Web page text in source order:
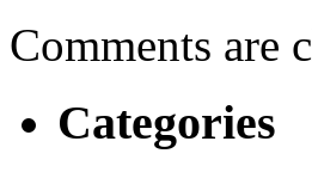
Comments are
Categories